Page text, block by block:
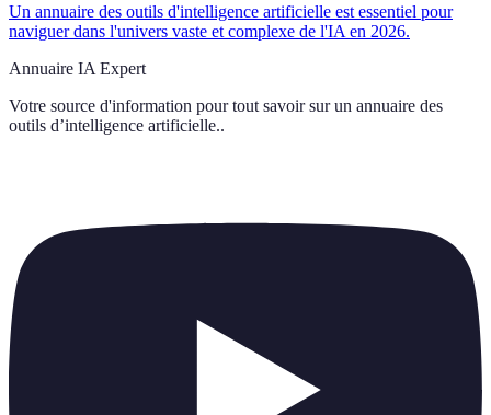
Un annuaire des outils d'intelligence artificielle est essentiel pour
naviguer dans l'univers vaste et complexe de l'IA en 2026.
Annuaire IA Expert
Votre source d'information pour tout savoir sur un annuaire des
outils d’intelligence artificielle..